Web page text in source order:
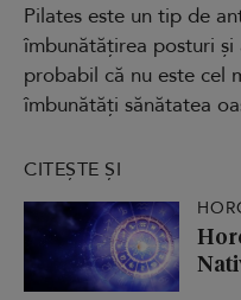
Pilates este un tip de
îmbunătățirea posturi
probabil că nu este cel
îmbunătăți sănătatea
CITEȘTE ȘI